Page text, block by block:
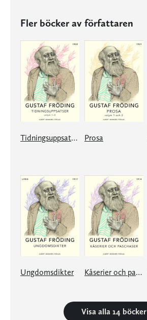
Fler böcker av författaren
Tidningsuppsatser Prosa
Ungdomsdikter Kåserier och paschaser
Visa alla 14 böcker